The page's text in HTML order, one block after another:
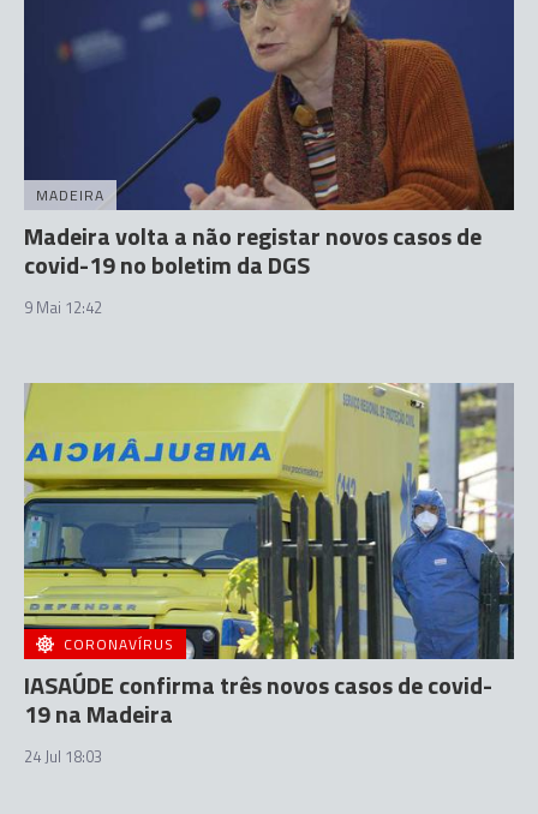
MADEIRA
Madeira volta a não registar novos casos de
covid-19 no boletim da DGS
9 Mai 12:42
CORONAVÍRUS
IASAÚDE confirma três novos casos de covid-
19 na Madeira
24 Jul 18:03